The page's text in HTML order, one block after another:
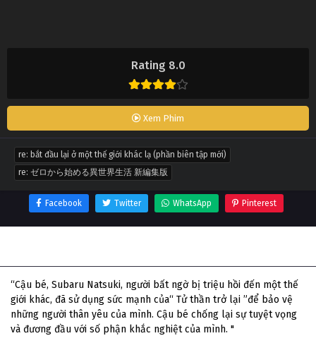
Rating 8.0
Xem Phim
re: bắt đầu lại ở một thế giới khác lạ (phần biên tập mới)
re: ゼロから始める異世界生活 新編集版
Facebook Twitter WhatsApp Pinterest
“Cậu bé, Subaru Natsuki, người bất ngờ bị triệu hồi đến một thế
giới khác, đã sử dụng sức mạnh của“ Tử thần trở lại ”để bảo vệ
những người thân yêu của mình. Cậu bé chống lại sự tuyệt vọng
và đương đầu với số phận khắc nghiệt của mình. "